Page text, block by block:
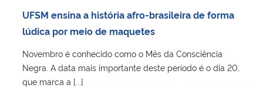
UFSM ensina a história afro-brasileira de forma
lúdica por meio de maquetes
Novembro é conhecido como o Mês da Consciência
Negra. A data mais importante deste período é o dia 20,
que marca a [...]